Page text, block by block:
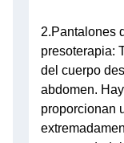
2.Pantalones
presoterapia:
del cuerpo
abdomen.
proporcionan